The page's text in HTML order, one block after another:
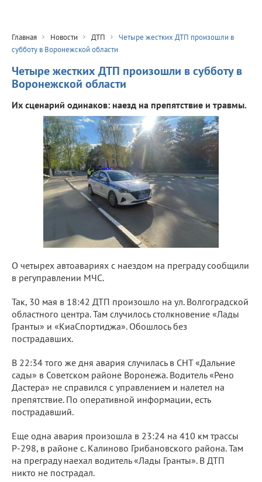
Главная Новости ДТП
Четыре жестких ДТП произошли в
субботу в Воронежской области
Четыре жестких ДТП произошли в субботу в
Воронежской области
Их сценарий одинаков: наезд на препятствие и травмы.
О четырех автоавариях с наездом на преграду сообщили
в регуправлении МЧС.
Так, 30 мая в 18:42 ДТП произошло на ул. Волгоградской
областного центра. Там случилось столкновение «Лады
Гранты» и «КиаСпортиджа». Обошлось без
пострадавших.
В 22:34 того же дня авария случилась в СНТ «Дальние
сады» в Советском районе Воронежа. Водитель «Рено
Дастера» не справился с управлением и налетел на
препятствие. По оперативной информации, есть
пострадавший.
Еще одна авария произошла в 23:24 на 410 км трассы
Р-298, в районе с. Калиново Грибановского района. Там
на преграду наехал водитель «Лады Гранты». В ДТП
никто не пострадал.